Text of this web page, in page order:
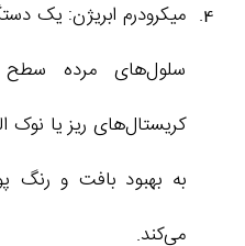
میکرودرم ابریژن: یک
سلول‌های مرده سطح
کریستال‌های ریز یا
به بهبود بافت و
می‌کند.